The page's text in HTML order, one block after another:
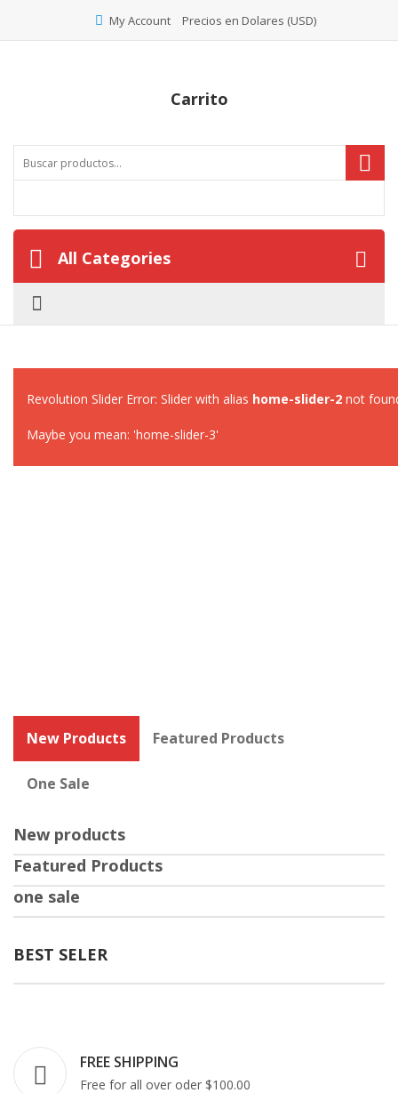
My Account Precios en Dolares (USD)
Carrito
All Categories
Revolution Slider Error: Slider with alias home-slider-2 not
Maybe you mean: 'home-slider-3'
New Products Featured Products
One Sale
New products
Featured Products
one sale
BEST SELER
FREE SHIPPING
Free for all over oder $100.00